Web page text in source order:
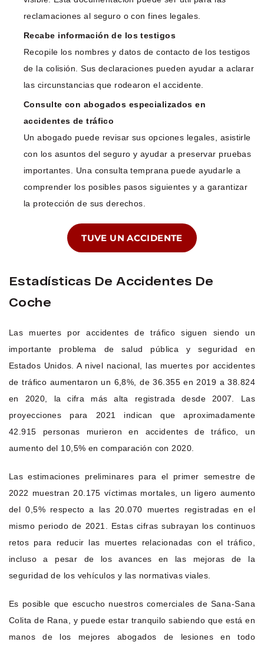
reclamaciones al seguro o con fines legales.
Recabe información de los testigos
Recopile los nombres y datos de contacto de los testigos
de la colisión. Sus declaraciones pueden ayudar a aclarar
las circunstancias que rodearon el accidente.
Consulte con abogados especializados en
accidentes de tráfico
Un abogado puede revisar sus opciones legales, asistirle
con los asuntos del seguro y ayudar a preservar pruebas
importantes. Una consulta temprana puede ayudarle a
comprender los posibles pasos siguientes y a garantizar
la protección de sus derechos.
TUVE UN ACCIDENTE
Estadísticas De Accidentes De
Coche
Las muertes por accidentes de tráfico siguen siendo un
importante problema de salud pública y seguridad en
Estados Unidos. A nivel nacional, las muertes por accidentes
de tráfico aumentaron un 6,8%, de 36.355 en 2019 a 38.824
en 2020, la cifra más alta registrada desde 2007. Las
proyecciones para 2021 indican que aproximadamente
42.915 personas murieron en accidentes de tráfico, un
aumento del 10,5% en comparación con 2020.
Las estimaciones preliminares para el primer semestre de
2022 muestran 20.175 víctimas mortales, un ligero aumento
del 0,5% respecto a las 20.070 muertes registradas en el
mismo periodo de 2021. Estas cifras subrayan los continuos
retos para reducir las muertes relacionadas con el tráfico,
incluso a pesar de los avances en las mejoras de la
seguridad de los vehículos y las normativas viales.
Es posible que escucho nuestros comerciales de Sana-Sana
Colita de Rana, y puede estar tranquilo sabiendo que está en
manos de los mejores abogados de lesiones en todo